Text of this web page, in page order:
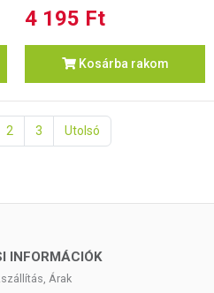
4 195 Ft
Kosárba rakom
2 3 Utolsó
INFORMÁCIÓK
Árak